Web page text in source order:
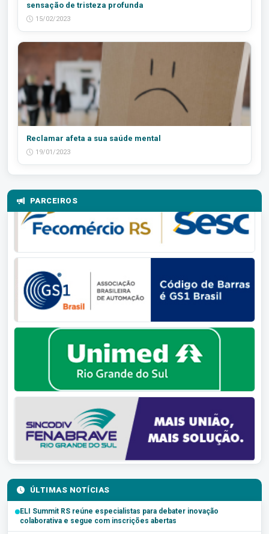
sensação de tristeza profunda
15/02/2023
Reclamar afeta a sua saúde mental
19/01/2023
PARCEIROS
ÚLTIMAS NOTÍCIAS
ELI Summit RS reúne especialistas para debater inovação
colaborativa e segue com inscrições abertas